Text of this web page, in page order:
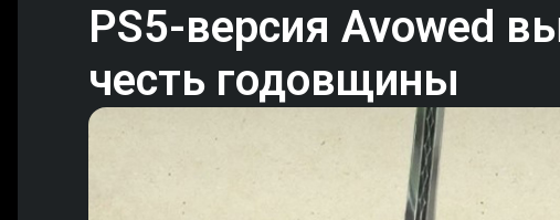
PS5-версия Avowed
честь годовщины